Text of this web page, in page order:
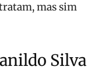
mas sim
Silva